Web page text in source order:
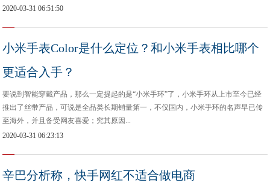
2020-03-31 06:51:50
小米手表Color是什么定位？和小米手表相比哪个
更适合入手？
要说到智能穿戴产品，那么一定提起的是“小米手环”了，小米手环从上市至今已经
推出了丝带产品，可说是全品类长期销量第一，不仅国内，小米手环的名声早已传
至海外，并且备受网友喜爱；究其原因...
2020-03-31 06:23:13
辛巴分析称，快手网红不适合做电商